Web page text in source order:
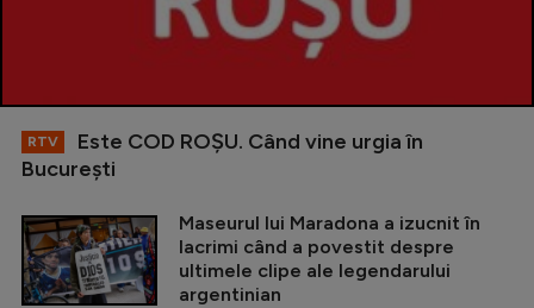
RTV
Este COD ROŞU. Când vine urgia în
Bucureşti
Maseurul lui Maradona a izucnit în
lacrimi când a povestit despre
ultimele clipe ale legendarului
argentinian